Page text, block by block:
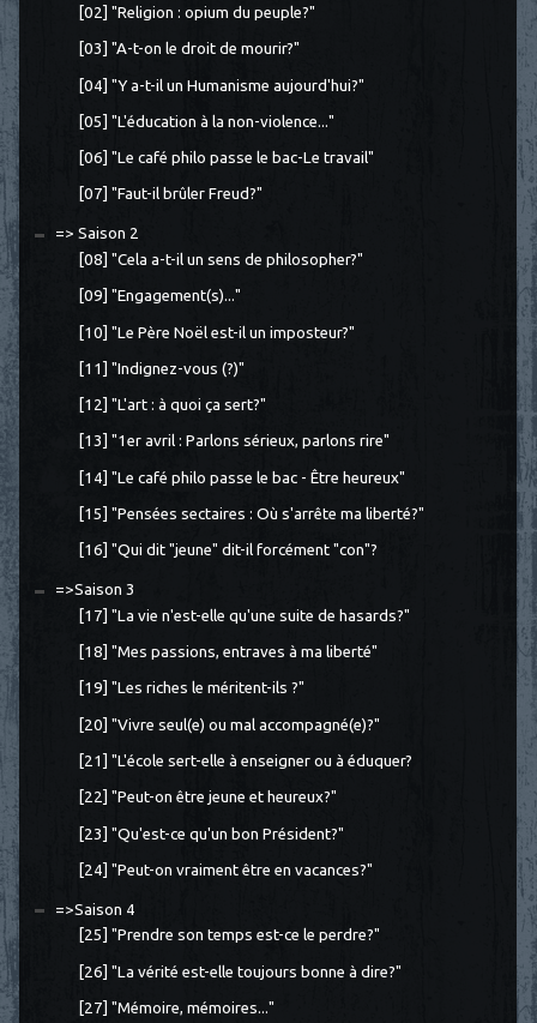
[02] "Religion : opium du peuple?"
[03] "A-t-on le droit de mourir?"
[04] "Y a-t-il un Humanisme aujourd'hui?"
[05] "L'éducation à la non-violence..."
[06] "Le café philo passe le bac-Le travail"
[07] "Faut-il brûler Freud?"
=> Saison 2
[08] "Cela a-t-il un sens de philosopher?"
[09] "Engagement(s)..."
[10] "Le Père Noël est-il un imposteur?"
[11] "Indignez-vous (?)"
[12] "L'art : à quoi ça sert?"
[13] "1er avril : Parlons sérieux, parlons rire"
[14] "Le café philo passe le bac - Être heureux"
[15] "Pensées sectaires : Où s'arrête ma liberté?"
[16] "Qui dit "jeune" dit-il forcément "con"?
=>Saison 3
[17] "La vie n'est-elle qu'une suite de hasards?"
[18] "Mes passions, entraves à ma liberté"
[19] "Les riches le méritent-ils ?"
[20] "Vivre seul(e) ou mal accompagné(e)?"
[21] "L'école sert-elle à enseigner ou à éduquer?
[22] "Peut-on être jeune et heureux?"
[23] "Qu'est-ce qu'un bon Président?"
[24] "Peut-on vraiment être en vacances?"
=>Saison 4
[25] "Prendre son temps est-ce le perdre?"
[26] "La vérité est-elle toujours bonne à dire?"
[27] "Mémoire, mémoires..."